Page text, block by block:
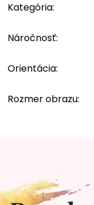
Kategória:
Náročnosť:
Orientácia:
Rozmer obrazu:
t